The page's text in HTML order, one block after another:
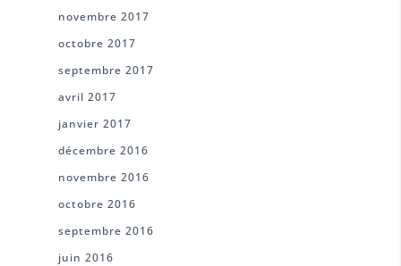
novembre 2017
octobre 2017
septembre 2017
avril 2017
janvier 2017
décembre 2016
novembre 2016
octobre 2016
septembre 2016
juin 2016